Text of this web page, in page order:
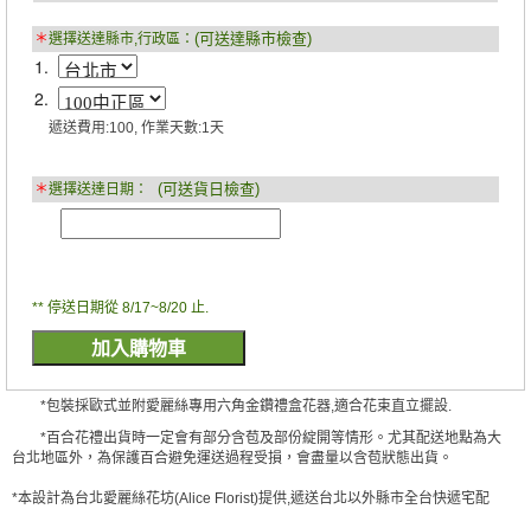
＊選擇送達縣市,行政區： (可送達縣市檢查)
1.
2.
遞送費用:100, 作業天數:1天
＊選擇送達日期： (可送貨日檢查)
** 停送日期從 8/17~8/20 止.
*包裝採歐式並附愛麗絲專用六角金鑽禮盒花器,適合花束直立擺設.
*百合花禮出貨時一定會有部分含苞及部份綻開等情形。尤其配送地點為大
台北地區外，為保護百合避免運送過程受損，會盡量以含苞狀態出貨。
*本設計為台北愛麗絲花坊(Alice Florist)提供,遞送台北以外縣市全台快遞宅配